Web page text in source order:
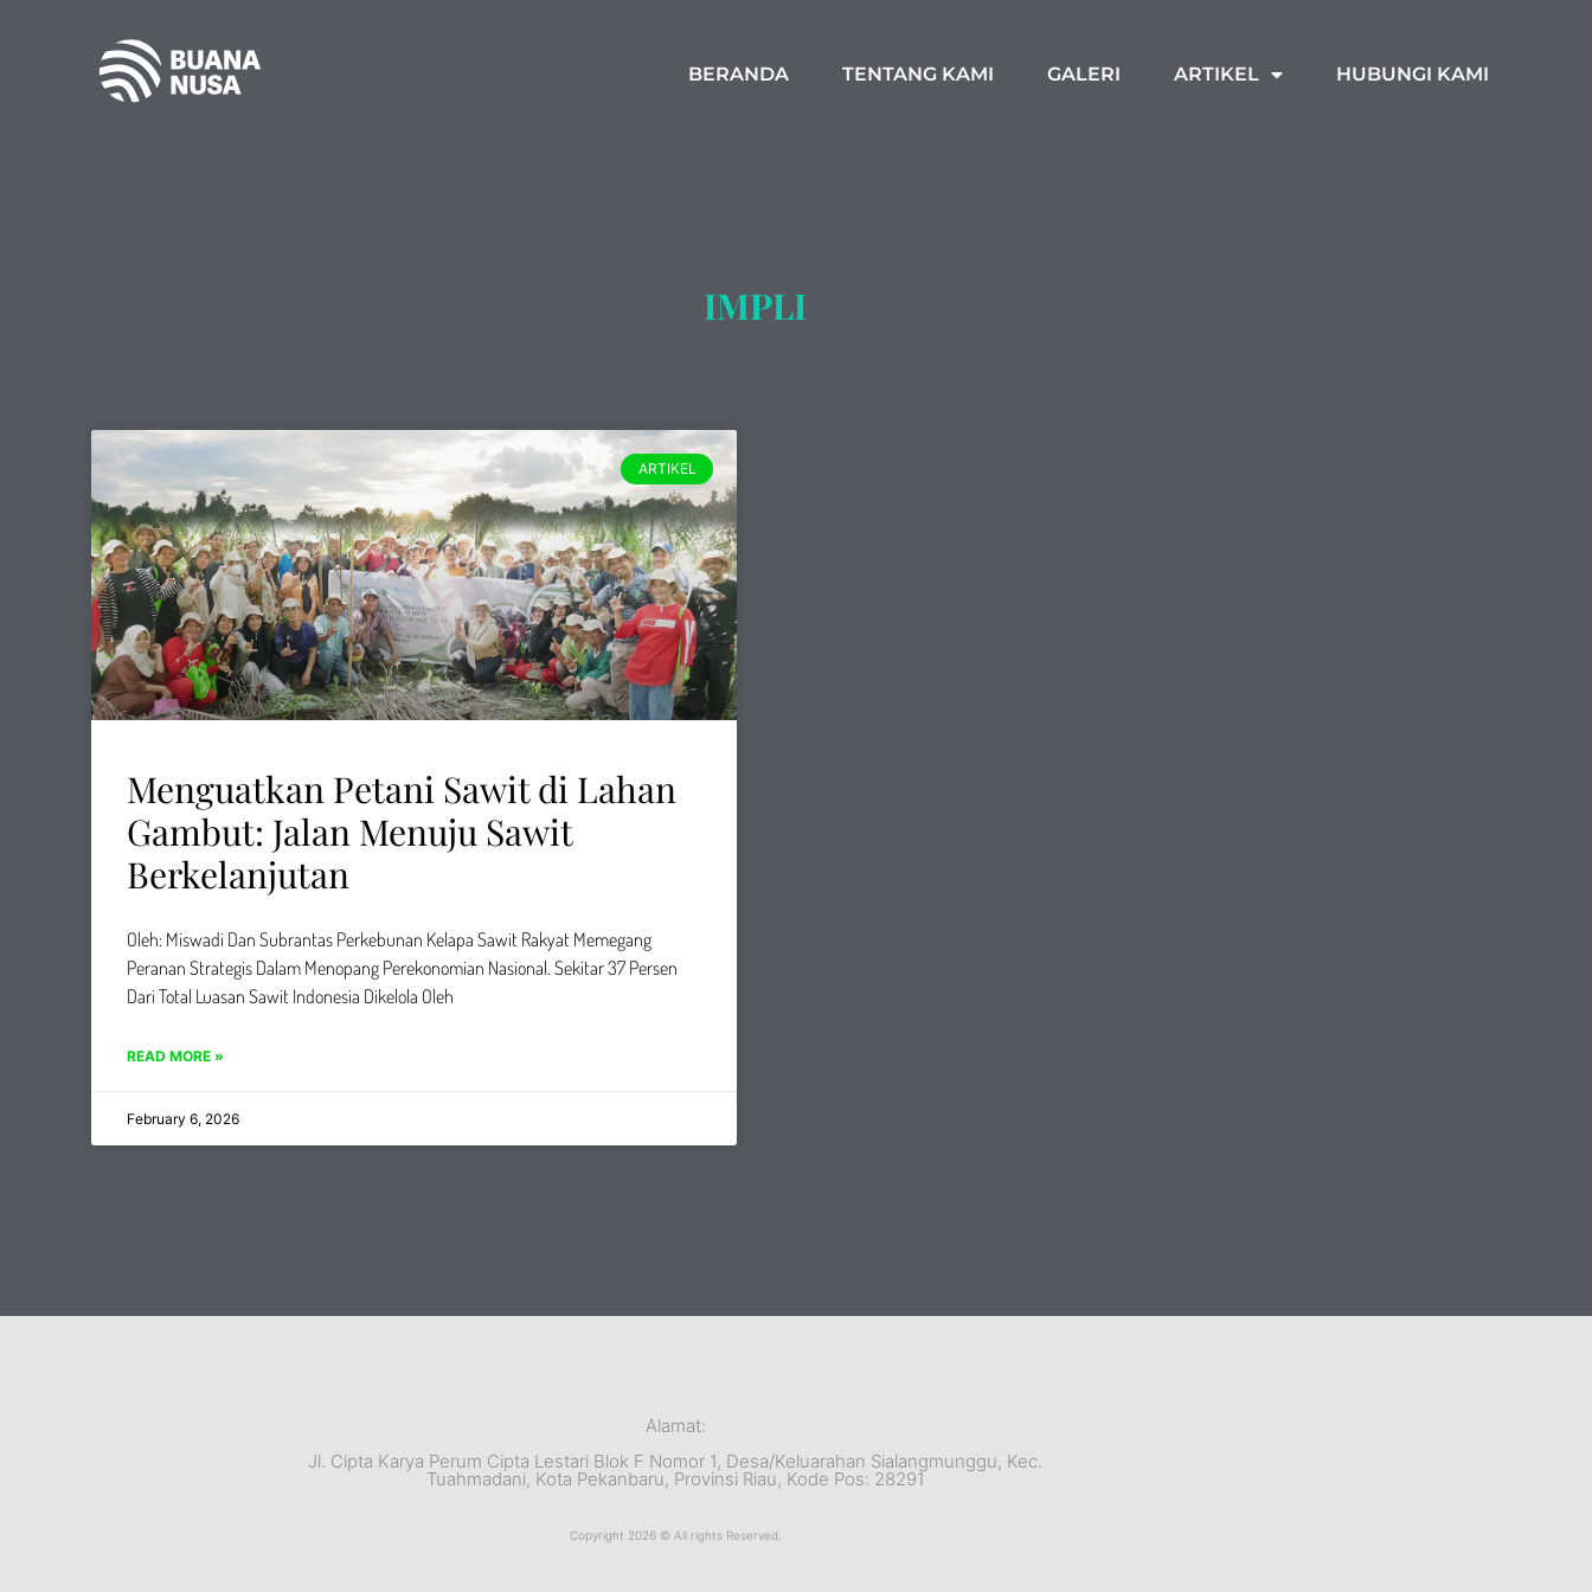
BERANDA TENTANG KAMI GALERI ARTIKEL HUBUNGI KAMI
IMPLI
ARTIKEL
Menguatkan Petani Sawit di Lahan
Gambut: Jalan Menuju Sawit
Berkelanjutan
Oleh: Miswadi Dan Subrantas Perkebunan Kelapa Sawit Rakyat Memegang
Peranan Strategis Dalam Menopang Perekonomian Nasional. Sekitar 37 Persen
Dari Total Luasan Sawit Indonesia Dikelola Oleh
READ MORE »
February 6, 2026
Alamat:
Jl. Cipta Karya Perum Cipta Lestari Blok F Nomor 1, Desa/Keluarahan Sialangmunggu, Kec.
Tuahmadani, Kota Pekanbaru, Provinsi Riau, Kode Pos: 28291
Copyright 2026 © All rights Reserved.